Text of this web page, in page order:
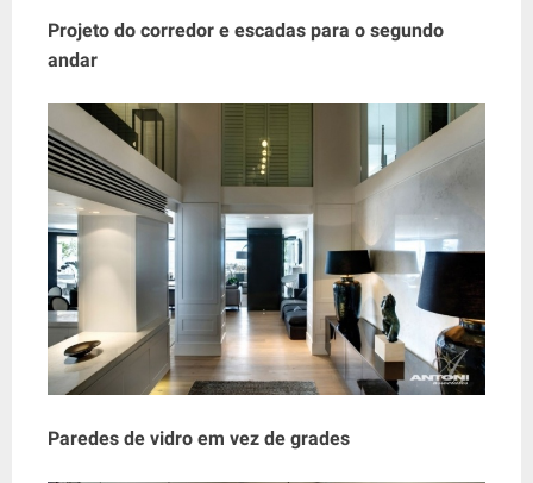
Projeto do corredor e escadas para o segundo
andar
Paredes de vidro em vez de grades